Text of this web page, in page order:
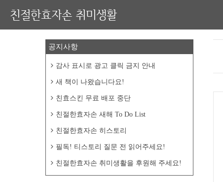
친절한효자손 취미생활
공지사항
감사 표시로 광고 클릭 금지 안내
새 책이 나왔습니다요!
친효스킨 무료 배포 중단
친절한효자손 새해 To Do List
친절한효자손 히스토리
필독! 티스토리 질문 전 읽어주세요!
친절한효자손 취미생활을 후원해 주세요!